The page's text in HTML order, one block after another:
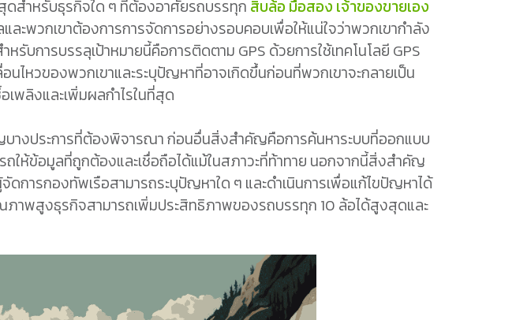
สำหรับธุรกิจใด ๆ ที่ต้องอาศัยรถบรรทุก สิบล้อ มือสอง เจ้าของขายเอง
ะพวกเขาต้องการการจัดการอย่างรอบคอบเพื่อให้แน่ใจว่าพวกเขากำลัง
บการบรรลุเป้าหมายนี้คือการติดตาม GPS ด้วยการใช้เทคโนโลยี GPS
ไหวของพวกเขาและระบุปัญหาที่อาจเกิดขึ้นก่อนที่พวกเขาจะกลายเป็น
พลิงและเพิ่มผลกำไรในที่สุด
างประการที่ต้องพิจารณา ก่อนอื่นสิ่งสำคัญคือการค้นหาระบบที่ออกแบบ
ถให้ข้อมูลที่ถูกต้องและเชื่อถือได้แม้ในสภาวะที่ท้าทาย นอกจากนี้สิ่งสำคัญ
ดการกองทัพเรือสามารถระบุปัญหาใด ๆ และดำเนินการเพื่อแก้ไขปัญหาได้
าพสูงธุรกิจสามารถเพิ่มประสิทธิภาพของรถบรรทุก 10 ล้อได้สูงสุดและ